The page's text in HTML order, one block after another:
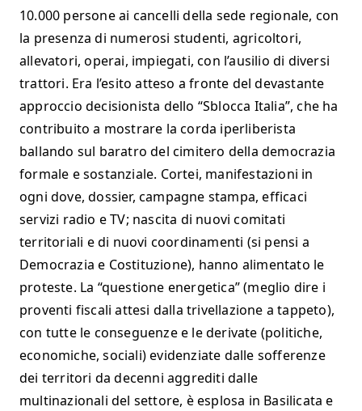
10.000 persone ai cancelli della sede regionale, con
la presenza di numerosi studenti, agricoltori,
allevatori, operai, impiegati, con l’ausilio di diversi
trattori. Era l’esito atteso a fronte del devastante
approccio decisionista dello “Sblocca Italia”, che ha
contribuito a mostrare la corda iperliberista
ballando sul baratro del cimitero della democrazia
formale e sostanziale. Cortei, manifestazioni in
ogni dove, dossier, campagne stampa, efficaci
servizi radio e TV; nascita di nuovi comitati
territoriali e di nuovi coordinamenti (si pensi a
Democrazia e Costituzione), hanno alimentato le
proteste. La “questione energetica” (meglio dire i
proventi fiscali attesi dalla trivellazione a tappeto),
con tutte le conseguenze e le derivate (politiche,
economiche, sociali) evidenziate dalle sofferenze
dei territori da decenni aggrediti dalle
multinazionali del settore, è esplosa in Basilicata e